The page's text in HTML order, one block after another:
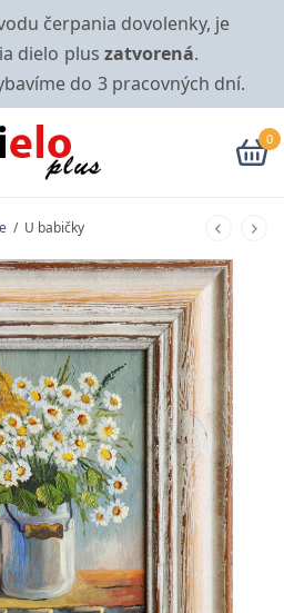
čerpania dovolenky, je
dielo plus zatvorená.
do 3 pracovných dní.
0
/ U babičky